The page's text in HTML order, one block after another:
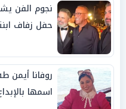
نجوم الفن
حفل زفاف
روفانا أيمن
اسمها